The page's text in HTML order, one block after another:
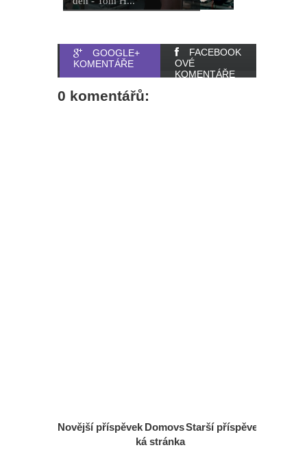
GOOGLE+
KOMENTÁŘE
FACEBOOK
OVÉ
KOMENTÁŘE
0 komentářů:
Novější příspěvek Starší příspěvek
Domovs
ká stránka